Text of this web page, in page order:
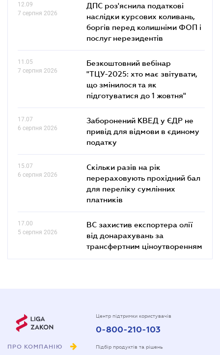
12.09
7 серпня 2026
ДПС роз'яснила податкові
наслідки курсових коливань,
боргів перед колишніми ФОП і
послуг нерезидентів
11.05
7 серпня 2026
Безкоштовний вебінар
"ТЦУ-2025: хто має звітувати,
що змінилося та як
підготуватися до 1 жовтня"
17.07
6 серпня 2026
Заборонений КВЕД у ЄДР не
привід для відмови в єдиному
податку
15.07
6 серпня 2026
Скільки разів на рік
перераховують прохідний бал
для переліку сумлінних
платників
17.00
5 серпня 2026
ВС захистив експортера олії
від донарахувань за
трансфертним ціноутворенням
ПРО КОМПАНІЮ
Центр підтримки користувачів
0-800-210-103
Підбір продуктів та рішень